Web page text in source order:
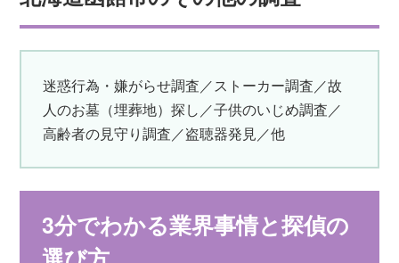
迷惑行為・嫌がらせ調査／ストーカー調査／故
人のお墓（埋葬地）探し／子供のいじめ調査／
高齢者の見守り調査／盗聴器発見／他
3分でわかる業界事情と探偵の